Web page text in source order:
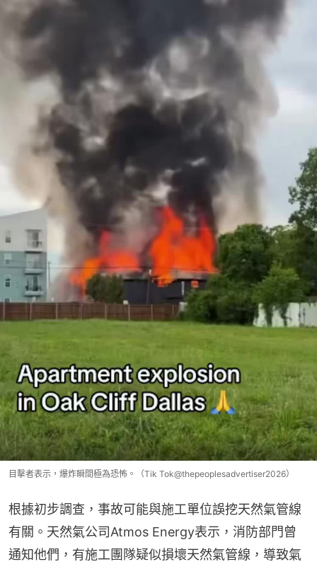
目擊者表示，爆炸瞬間極為恐怖。（Tik Tok@thepeoplesadvertiser2026）
根據初步調查，事故可能與施工單位誤挖天然氣管線
有關。天然氣公司Atmos Energy表示，消防部門曾
通知他們，有施工團隊疑似損壞天然氣管線，導致氣